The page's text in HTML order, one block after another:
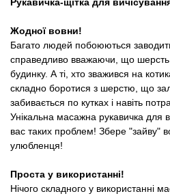
Жодної вовни!
Багато людей побоюються
справедливо вважаючи, що шерсть
будинку. А ті, хто зважився на
складно боротися з шерстю, що
забивається по кутках і навіть
Унікальна масажна рукавичка для
вас таких проблем! Збере "зайву"
улюбленця!
Проста у використанні!
Нічого складного у використанні
Товари для коней
Товари для людей
Хозряд - господарчі товари
Популярні зоотоварі